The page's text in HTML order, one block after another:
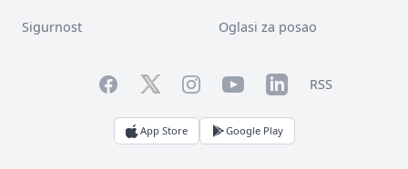
Sigurnost Oglasi za posao
FacebookTwitterInstagramYouTubeLinkedInRSS
App Store Google Play